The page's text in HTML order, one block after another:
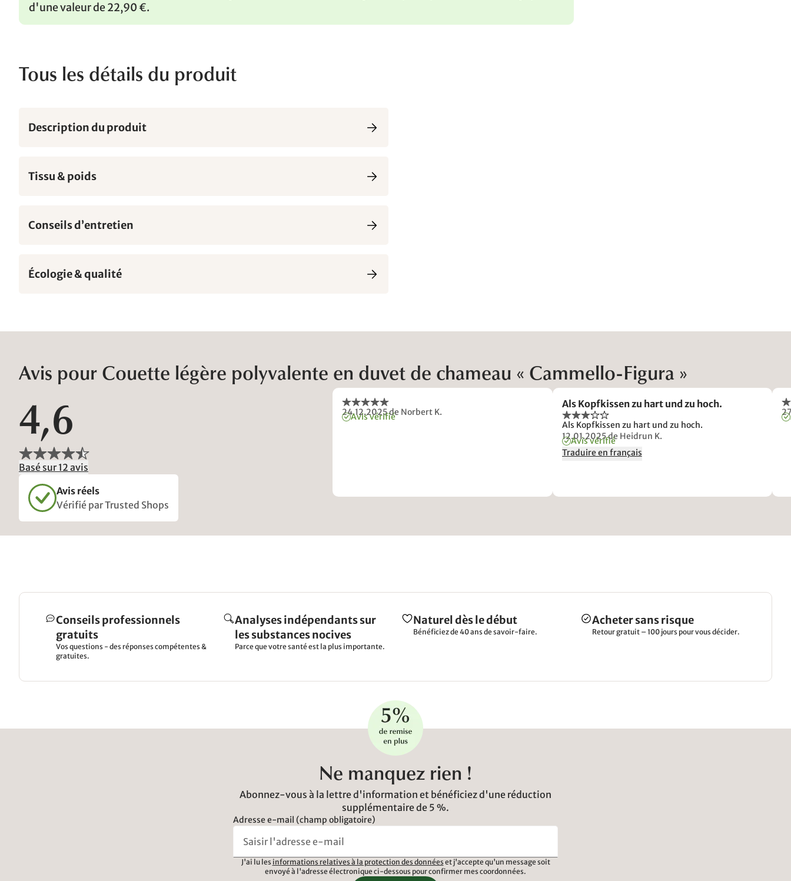
d'une valeur de 22,90 €.
Tous les détails du produit
Description du produit
Tissu & poids
Conseils d’entretien
Écologie & qualité
Avis pour Couette légère polyvalente en duvet de chameau « Cammello-Figura »
4,6
Basé sur 12 avis
Avis réels
Vérifié par Trusted Shops
24.12.2025de Norbert K.
Avis vérifié
Als Kopfkissen zu hart und zu hoch.
Als Kopfkissen zu hart und zu hoch.
12.01.2025de Heidrun K.
Avis vérifié
Traduire en français
Conseils professionnels
gratuits
Vos questions - des réponses compétentes &
gratuites.
Analyses indépendants sur
les substances nocives
Parce que votre santé est la plus importante.
Naturel dès le début
Bénéficiez de 40 ans de savoir-faire.
Acheter sans risque
Retour gratuit – 100 jours pour vous décider.
Ne manquez rien !
Abonnez-vous à la lettre d'information et bénéficiez d'une réduction
supplémentaire de 5 %.
Adresse e-mail (champ obligatoire)
J'ai lu les informations relatives à la protection des données et j'accepte qu'un message soit
envoyé à l'adresse électronique ci-dessous pour confirmer mes coordonnées.